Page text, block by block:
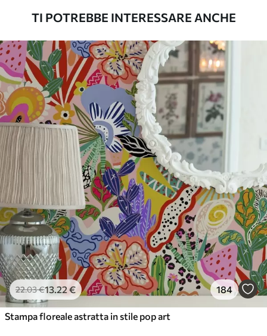
Standard
45.0027.00€/m²
Premium
56.6734.00 €/m²
Vinile Premium
65.00 .00 € /m²
TI POTREBBE INTERESSARE ANCHE
22.03€13.22€ 184
Stampa floreale astratta in stile pop art